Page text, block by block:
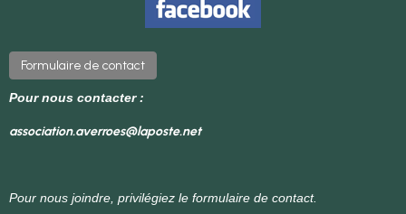
Formulaire de contact
Pour nous contacter :
association.averroes@laposte.net
Pour nous joindre, privilégiez le formulaire de contact.